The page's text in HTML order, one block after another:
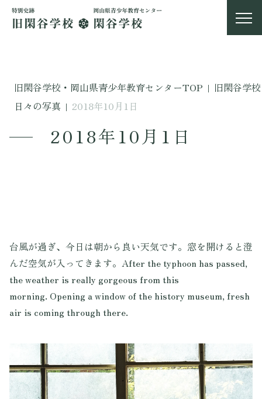
旧閑谷学校・岡山県青少年教育センターTOP | 旧閑谷学校
日々の写真 | 2018年10月1日
2018年10月1日
台風が過ぎ、今日は朝から良い天気です。窓を開けると澄
んだ空気が入ってきます。After the typhoon has passed,
the weather is really gorgeous from this
morning. Opening a window of the history museum, fresh
air is coming through there.